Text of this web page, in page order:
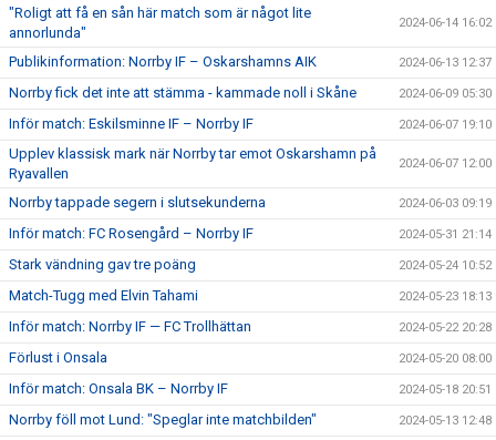
"Roligt att få en sån här match som är något lite
annorlunda"
2024-06-14 16:02
Publikinformation: Norrby IF – Oskarshamns AIK 2024-06-13 12:37
Norrby fick det inte att stämma - kammade noll i Skåne 2024-06-09 05:30
Inför match: Eskilsminne IF – Norrby IF 2024-06-07 19:10
Upplev klassisk mark när Norrby tar emot Oskarshamn på
Ryavallen
2024-06-07 12:00
Norrby tappade segern i slutsekunderna 2024-06-03 09:19
Inför match: FC Rosengård – Norrby IF 2024-05-31 21:14
Stark vändning gav tre poäng 2024-05-24 10:52
Match-Tugg med Elvin Tahami 2024-05-23 18:13
Inför match: Norrby IF — FC Trollhättan 2024-05-22 20:28
Förlust i Onsala 2024-05-20 08:00
Inför match: Onsala BK – Norrby IF 2024-05-18 20:51
Norrby föll mot Lund: "Speglar inte matchbilden" 2024-05-13 12:48